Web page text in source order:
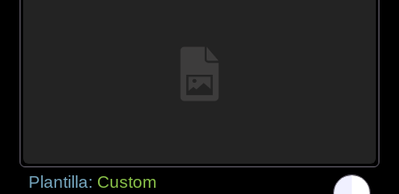
Plantilla: Custom